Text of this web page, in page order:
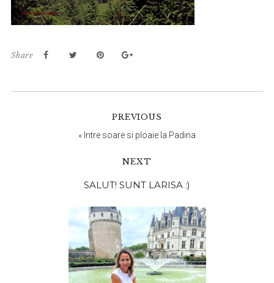
Share
PREVIOUS
« Intre soare si ploaie la Padina
NEXT
principală
SALUT! SUNT LARISA :)